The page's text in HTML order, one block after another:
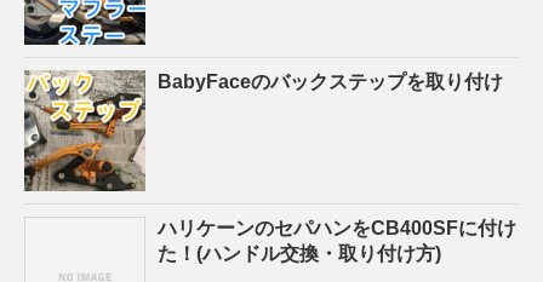
BabyFaceのバックステップを取り付け
ハリケーンのセパハンをCB400SFに付け
た！(ハンドル交換・取り付け方)